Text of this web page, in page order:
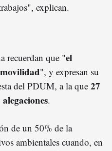
explican.
recuerdan que "el
", y expresan su
del PDUM, a la que 27
.
de un 50% de la
ambientales cuando, en